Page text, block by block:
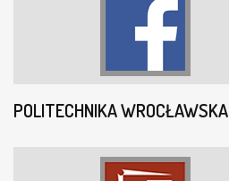
POLITECHNIKA WROCŁAWSKA